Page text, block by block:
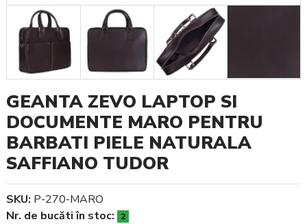
GEANTA ZEVO LAPTOP SI
DOCUMENTE MARO PENTRU
BARBATI PIELE NATURALA
SAFFIANO TUDOR
SKU: P-270-MARO
Nr. de bucăti în stoc:
2